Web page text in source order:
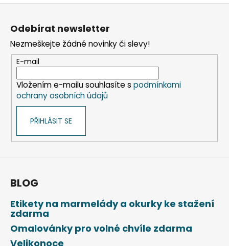
Z
Odebírat newsletter
Nezmeškejte žádné novinky či slevy!
E-mail
Vložením e-mailu souhlasíte s podmínkami
ochrany osobních údajů
PŘIHLÁSIT SE
BLOG
Etikety na marmelády a okurky ke stažení
zdarma
Omalovánky pro volné chvíle zdarma
Velikonoce